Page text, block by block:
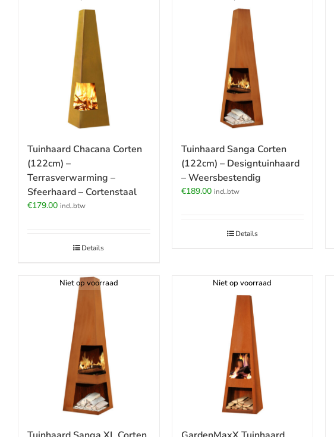
Tuinhaard Chacana Corten
(122cm) –
Terrasverwarming –
Sfeerhaard – Cortenstaal
€179.00 incl.btw
Details
Tuinhaard Sanga Corten
(122cm) – Designtuinhaard
– Weersbestendig
€189.00 incl.btw
Details
Niet op voorraad Niet op voorraad